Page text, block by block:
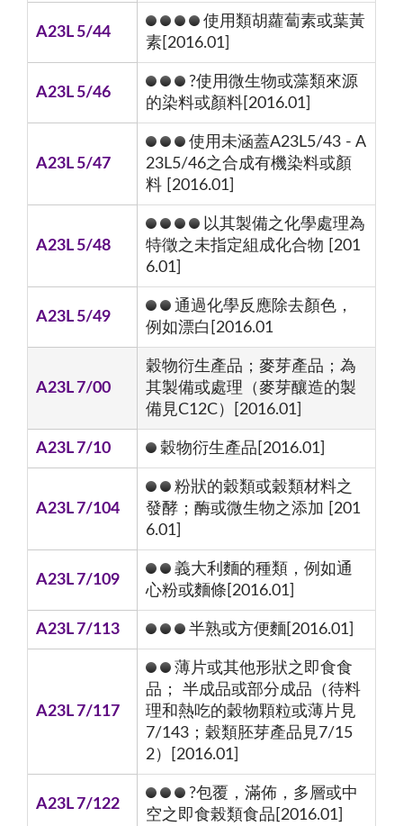
A23L 5/44
使用類胡蘿蔔素或葉黃
素[2016.01]
A23L 5/46
?使用微生物或藻類來源
的染料或顏料[2016.01]
A23L 5/47
使用未涵蓋A23L5/43 - A
23L5/46之合成有機染料或顏
料 [2016.01]
A23L 5/48
以其製備之化學處理為
特徵之未指定組成化合物 [201
6.01]
A23L 5/49
通過化學反應除去顏色，
例如漂白[2016.01
A23L 7/00
穀物衍生產品；麥芽產品；為
其製備或處理（麥芽釀造的製
備見C12C）[2016.01]
A23L 7/10 穀物衍生產品[2016.01]
A23L 7/104
粉狀的穀類或穀類材料之
發酵；酶或微生物之添加 [201
6.01]
A23L 7/109
義大利麵的種類，例如通
心粉或麵條[2016.01]
A23L 7/113 半熟或方便麵[2016.01]
A23L 7/117
薄片或其他形狀之即食食
品； 半成品或部分成品（待料
理和熱吃的穀物顆粒或薄片見
7/143；穀類胚芽產品見7/15
2）[2016.01]
A23L 7/122
?包覆，滿佈，多層或中
空之即食榖類食品[2016.01]